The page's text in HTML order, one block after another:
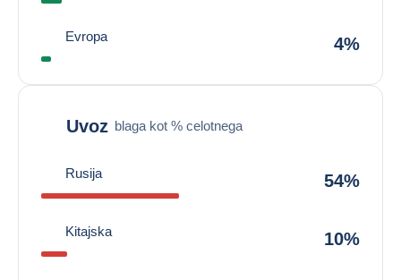
Evropa 4%
Uvoz blaga kot % celotnega
Rusija 54%
Kitajska 10%